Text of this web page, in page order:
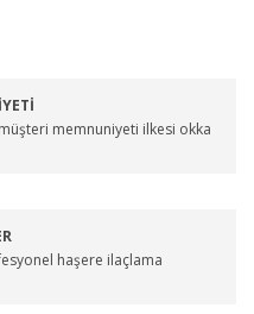
memnuniyeti ilkesi okka
haşere ilaçlama